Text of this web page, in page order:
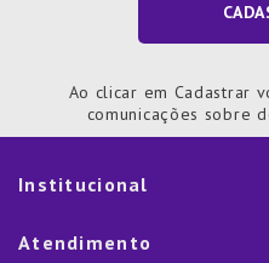
Ao clicar em Cadastrar
comunicações sobre
Institucional
História
Atendimento